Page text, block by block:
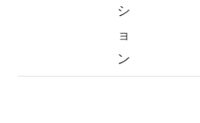
シ
ョ
ン